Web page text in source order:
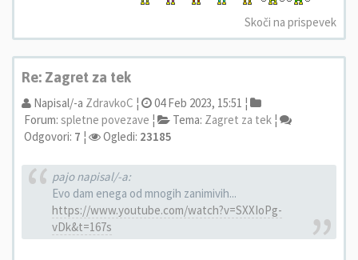
Skoči na prispevek
Re: Zagret za tek
Napisal/-a ZdravkoC ¦
04 Feb 2023, 15:51 ¦
Forum: spletne povezave ¦ Tema: Zagret za tek ¦
Odgovori: 7 ¦ Ogledi: 23185
pajo napisal/-a:
Evo dam enega od mnogih zanimivih...
https://www.youtube.com/watch?v=SXXIoPg-
vDk&t=167s